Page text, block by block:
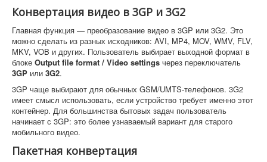
Конвертация видео в 3GP и 3G2
Главная функция — преобразование видео в 3GP или 3G2. Это
можно сделать из разных исходников: AVI, MP4, MOV, WMV, FLV,
MKV, VOB и других. Пользователь выбирает выходной формат в
блоке Output file format / Video settings через переключатель
3GP или 3G2.
3GP чаще выбирают для обычных GSM/UMTS-телефонов. 3G2
имеет смысл использовать, если устройство требует именно этот
контейнер. Для большинства бытовых задач пользователь
начинает с 3GP: это более узнаваемый вариант для старого
мобильного видео.
Пакетная конвертация